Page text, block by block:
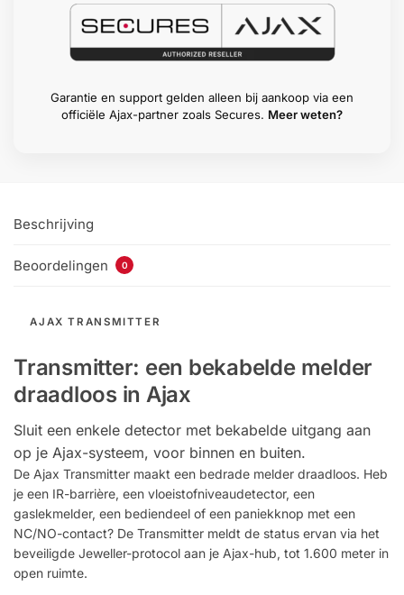
Garantie en support gelden alleen bij aankoop via een
officiële Ajax-partner zoals Secures. Meer weten?
Beschrijving
Beoordelingen 0
AJAX TRANSMITTER
Transmitter: een bekabelde melder
draadloos in Ajax
Sluit een enkele detector met bekabelde uitgang aan
op je Ajax-systeem, voor binnen en buiten.
De Ajax Transmitter maakt een bedrade melder draadloos. Heb
je een IR-barrière, een vloeistofniveaudetector, een
gaslekmelder, een bediendeel of een paniekknop met een
NC/NO-contact? De Transmitter meldt de status ervan via het
beveiligde Jeweller-protocol aan je Ajax-hub, tot 1.600 meter in
open ruimte.